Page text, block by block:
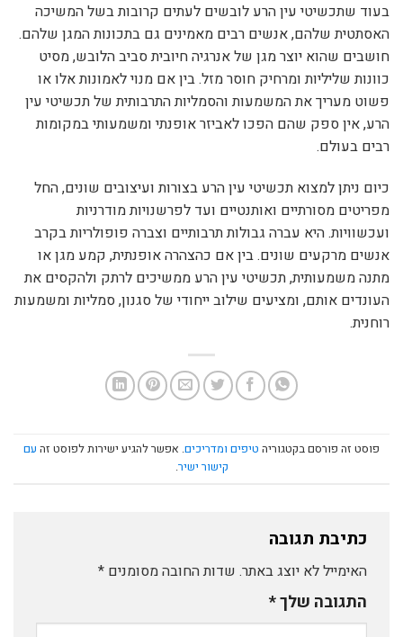
בעוד שתכשיטי עין הרע לובשים לעתים קרובות בשל המשיכה
האסתטית שלהם, אנשים רבים מאמינים גם בתכונות המגן שלהם.
חושבים שהוא יוצר מגן של אנרגיה חיובית סביב הלובש, מסיט
כוונות שליליות ומרחיק חוסר מזל. בין אם מנוי לאמונות אלו או
פשוט מעריך את המשמעות והסמליות התרבותית של תכשיטי עין
הרע, אין ספק שהם הפכו לאביזר אופנתי ומשמעותי במקומות
רבים בעולם.
כיום ניתן למצוא תכשיטי עין הרע בצורות ועיצובים שונים, החל
מפריטים מסורתיים ואותנטיים ועד לפרשנויות מודרניות
ועכשוויות. היא עברה גבולות תרבותיים וצברה פופולריות בקרב
אנשים מרקעים שונים. בין אם כהצהרה אופנתית, קמע מגן או
מתנה משמעותית, תכשיטי עין הרע ממשיכים לרתק ולהקסים את
העונדים אותם, ומציעים שילוב ייחודי של סגנון, סמליות ומשמעות
רוחנית.
פוסט זה פורסם בקטגוריה טיפים ומדריכים. אפשר להגיע ישירות לפוסט זה עם
קישור ישיר.
כתיבת תגובה
האימייל לא יוצג באתר. שדות החובה מסומנים *
התגובה שלך*